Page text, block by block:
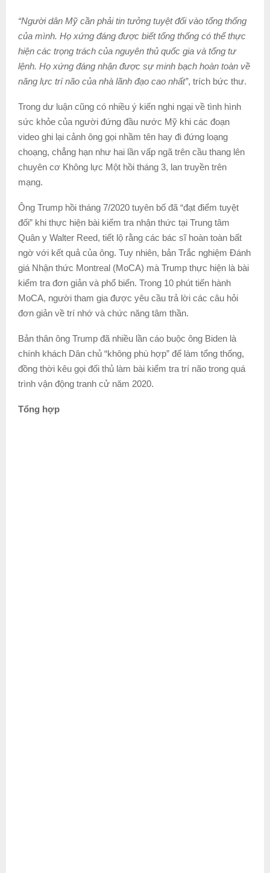
“Người dân Mỹ cần phải tin tưởng tuyệt đối vào tổng thống
của mình. Họ xứng đáng được biết tổng thống có thể thực
hiện các trọng trách của nguyên thủ quốc gia và tổng tư
lệnh. Họ xứng đáng nhận được sự minh bạch hoàn toàn về
năng lực trí não của nhà lãnh đạo cao nhất”, trích bức thư.
Trong dư luận cũng có nhiều ý kiến nghi ngại về tình hình
sức khỏe của người đứng đầu nước Mỹ khi các đoạn
video ghi lại cảnh ông gọi nhầm tên hay đi đứng loạng
choạng, chẳng hạn như hai lần vấp ngã trên cầu thang lên
chuyên cơ Không lực Một hồi tháng 3, lan truyền trên
mạng.
Ông Trump hồi tháng 7/2020 tuyên bố đã “đạt điểm tuyệt
đối” khi thực hiện bài kiểm tra nhận thức tại Trung tâm
Quân y Walter Reed, tiết lộ rằng các bác sĩ hoàn toàn bất
ngờ với kết quả của ông. Tuy nhiên, bản Trắc nghiệm Đánh
giá Nhận thức Montreal (MoCA) mà Trump thực hiện là bài
kiểm tra đơn giản và phổ biến. Trong 10 phút tiến hành
MoCA, người tham gia được yêu cầu trả lời các câu hỏi
đơn giản về trí nhớ và chức năng tâm thần.
Bản thân ông Trump đã nhiều lần cáo buộc ông Biden là
chính khách Dân chủ “không phù hợp” để làm tổng thống,
đồng thời kêu gọi đối thủ làm bài kiểm tra trí não trong quá
trình vận động tranh cử năm 2020.
Tổng hợp